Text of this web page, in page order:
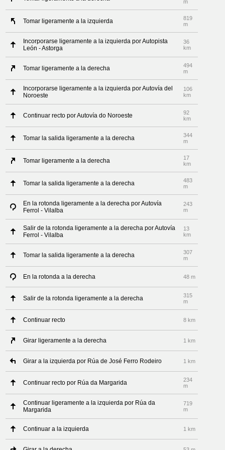
m
Tomar ligeramente a la izquierda
819
m
Incorporarse ligeramente a la izquierda por Autopista
León - Astorga
36
km
Tomar ligeramente a la derecha
494
m
Incorporarse ligeramente a la izquierda por Autovía del
Noroeste
106
km
Continuar recto por Autovía do Noroeste
92
km
Tomar la salida ligeramente a la derecha
344
m
Tomar ligeramente a la derecha
17
km
Tomar la salida ligeramente a la derecha
483
m
En la rotonda ligeramente a la derecha por Autovía
Ferrol - Vilalba
243
m
Salir de la rotonda ligeramente a la derecha por Autovía
Ferrol - Vilalba
13
km
Tomar la salida ligeramente a la derecha
307
m
En la rotonda a la derecha 48 m
Salir de la rotonda ligeramente a la derecha
315
m
Continuar recto 8 km
Girar ligeramente a la derecha 1 km
Girar a la izquierda por Rúa de José Ferro Rodeiro 1 km
Continuar recto por Rúa da Margarida
234
m
Continuar ligeramente a la izquierda por Rúa da
Margarida
719
m
Continuar a la izquierda 1 km